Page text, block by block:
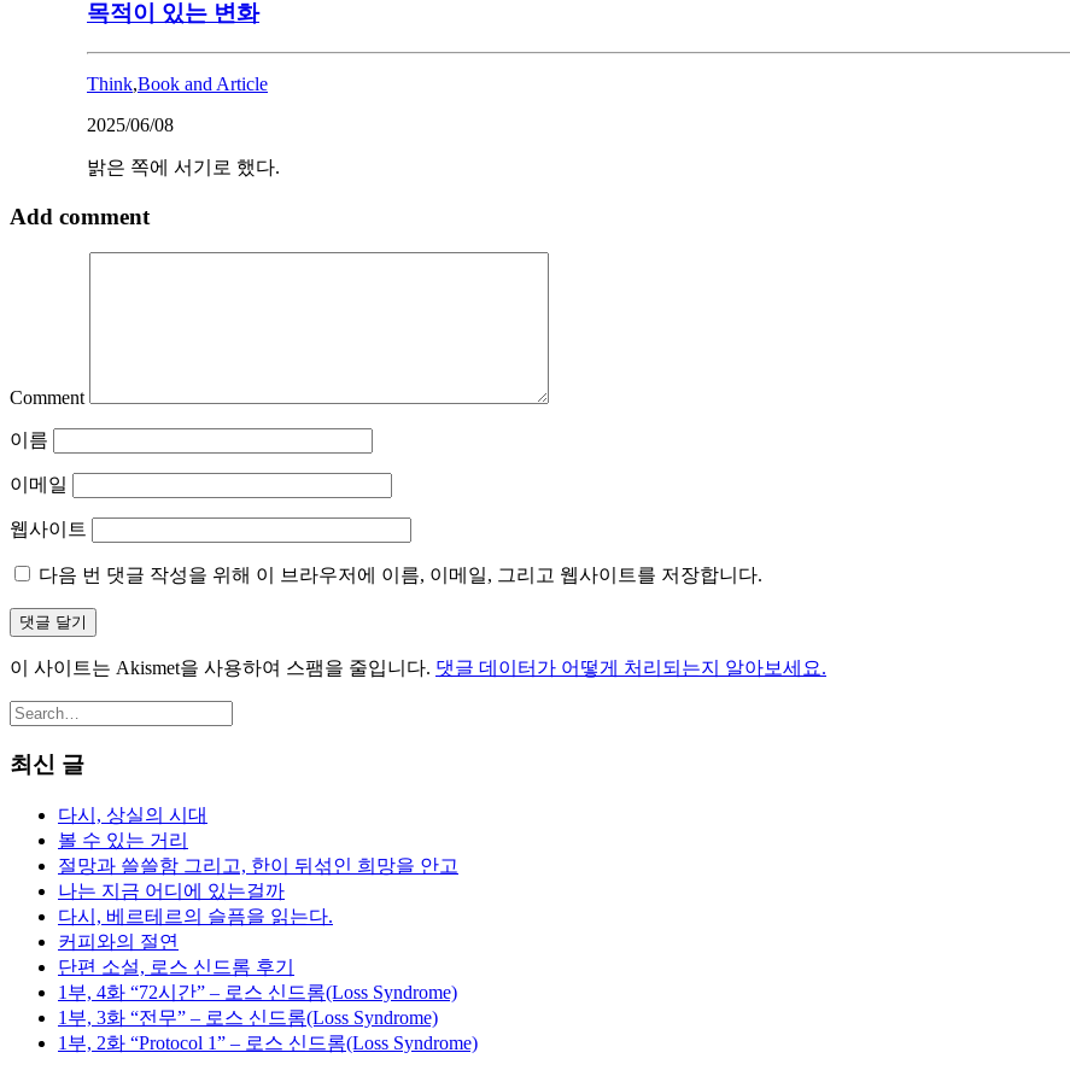
목적이 있는 변화
Think,Book and Article
2025/06/08
밝은 쪽에 서기로 했다.
Add comment
Comment
이름
이메일
웹사이트
다음 번 댓글 작성을 위해 이 브라우저에 이름, 이메일, 그리고 웹사이트를 저장합니다.
이 사이트는 Akismet을 사용하여 스팸을 줄입니다. 댓글 데이터가 어떻게 처리되는지 알아보세요.
최신 글
다시, 상실의 시대
볼 수 있는 거리
절망과 쓸쓸함 그리고, 한이 뒤섞인 희망을 안고
나는 지금 어디에 있는걸까
다시, 베르테르의 슬픔을 읽는다.
커피와의 절연
단편 소설, 로스 신드롬 후기
1부, 4화 “72시간” – 로스 신드롬(Loss Syndrome)
1부, 3화 “전무” – 로스 신드롬(Loss Syndrome)
1부, 2화 “Protocol 1” – 로스 신드롬(Loss Syndrome)